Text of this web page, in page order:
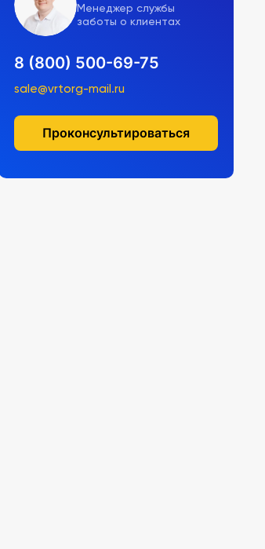
Менеджер службы
заботы о клиентах
8 (800) 500-69-75
sale@vrtorg-mail.ru
Проконсультироваться